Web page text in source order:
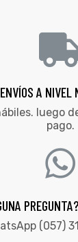
ENVÍOS A NIVEL
luego
pago.
(057)